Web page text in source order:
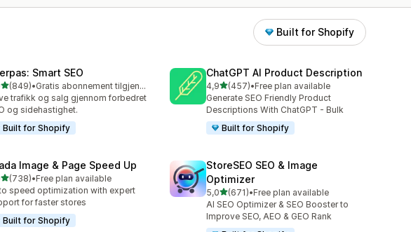
Built for Shopify
Smart SEO
av 5 stjerner
(849)
849 omtaler
•
Gratis abonnement tilgjengelig
trafikk og salg gjennom forbedret
og sidehastighet.
Built for Shopify
ChatGPT AI Product Description
4,9av 5 stjerner
(457)
Totalt 457 omtaler
•Free plan available
Generate SEO Friendly Product
Descriptions With ChatGPT - Bulk
Built for Shopify
Image & Page Speed Up
av 5 stjerner
(738)
738 omtaler
•Free plan available
speed optimization with expert
for faster stores
Built for Shopify
StoreSEO SEO & Image
Optimizer
5,0av 5 stjerner
(671)
Totalt 671 omtaler
•Free plan available
AI SEO Optimizer & SEO Booster to
Improve SEO, AEO & GEO Rank